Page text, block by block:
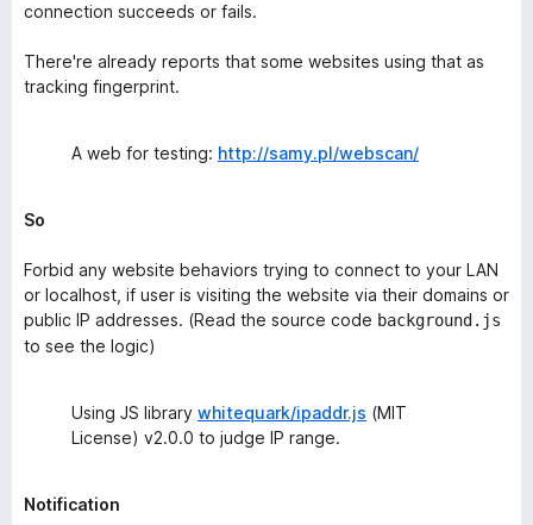
connection succeeds or fails.
There're already reports that some websites using that as
tracking fingerprint.
A web for testing: http://samy.pl/webscan/
So
Forbid any website behaviors trying to connect to your LAN
or localhost, if user is visiting the website via their domains or
public IP addresses. (Read the source code background.js
to see the logic)
Using JS library whitequark/ipaddr.js (MIT
License) v2.0.0 to judge IP range.
Notification